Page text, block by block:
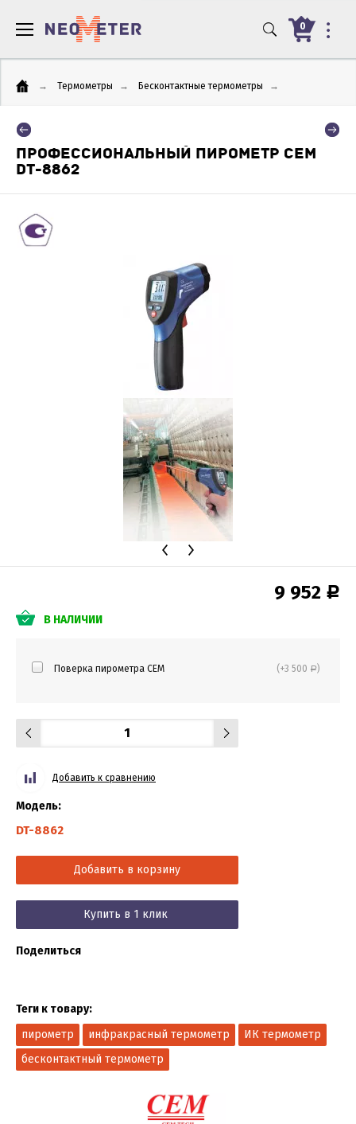
0
→ Термометры → Бесконтактные термометры →
ПРОФЕССИОНАЛЬНЫЙ ПИРОМЕТР CEM
DT-8862
9 952 Р
В НАЛИЧИИ
Поверка пирометра CEM (+3 500 Р)
Добавить к сравнению
Модель:
DT-8862
Добавить в корзину
Купить в 1 клик
Поделиться
Теги к товару:
пирометр
инфракрасный термометр
ИК термометр
бесконтактный термометр